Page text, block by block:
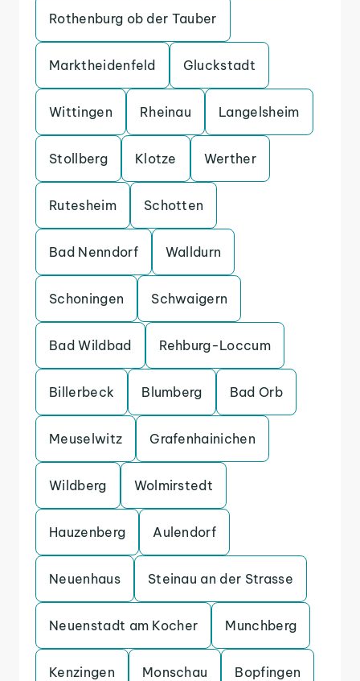
Rothenburg ob der Tauber
Marktheidenfeld Gluckstadt
Wittingen Rheinau Langelsheim
Stollberg Klotze Werther
Rutesheim Schotten
Bad Nenndorf Walldurn
Schoningen Schwaigern
Bad Wildbad Rehburg-Loccum
Billerbeck Blumberg Bad Orb
Meuselwitz Grafenhainichen
Wildberg Wolmirstedt
Hauzenberg Aulendorf
Neuenhaus Steinau an der Strasse
Neuenstadt am Kocher Munchberg
Kenzingen Monschau Bopfingen